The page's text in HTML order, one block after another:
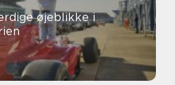
øjeblikke i